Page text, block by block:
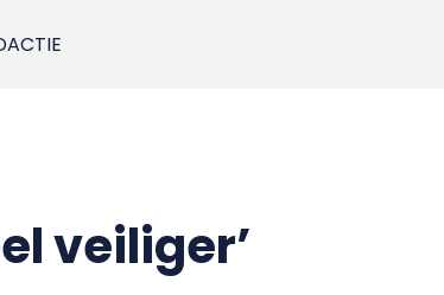
veiliger’